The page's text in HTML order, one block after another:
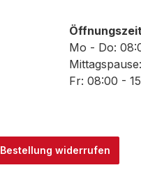
Mo - Do:
Fr: 08:00 -
Bestellung widerrufen